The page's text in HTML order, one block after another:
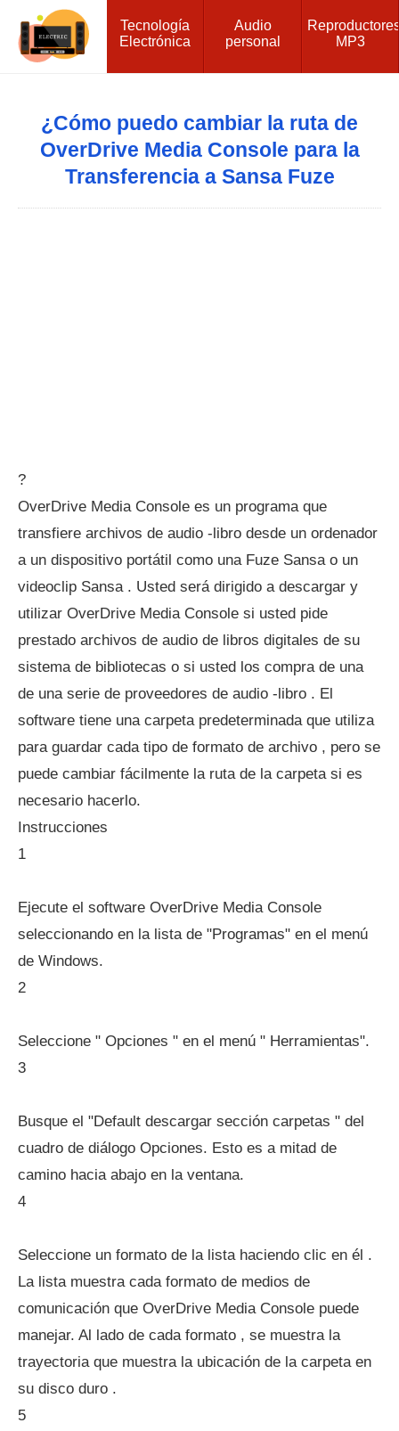
Tecnología
Electrónica
Audio
personal
MP3
¿Cómo puedo cambiar la ruta de
OverDrive Media Console para la
Transferencia a Sansa Fuze
?
OverDrive Media Console es un programa que
transfiere archivos de audio -libro desde un ordenador
a un dispositivo portátil como una Fuze Sansa o un
videoclip Sansa . Usted será dirigido a descargar y
utilizar OverDrive Media Console si usted pide
prestado archivos de audio de libros digitales de su
sistema de bibliotecas o si usted los compra de una
de una serie de proveedores de audio -libro . El
software tiene una carpeta predeterminada que utiliza
para guardar cada tipo de formato de archivo , pero se
puede cambiar fácilmente la ruta de la carpeta si es
necesario hacerlo.
Instrucciones
1
Ejecute el software OverDrive Media Console
seleccionando en la lista de "Programas" en el menú
de Windows.
2
Seleccione " Opciones " en el menú " Herramientas".
3
Busque el "Default descargar sección carpetas " del
cuadro de diálogo Opciones. Esto es a mitad de
camino hacia abajo en la ventana.
4
Seleccione un formato de la lista haciendo clic en él .
La lista muestra cada formato de medios de
comunicación que OverDrive Media Console puede
manejar. Al lado de cada formato , se muestra la
trayectoria que muestra la ubicación de la carpeta en
su disco duro .
5